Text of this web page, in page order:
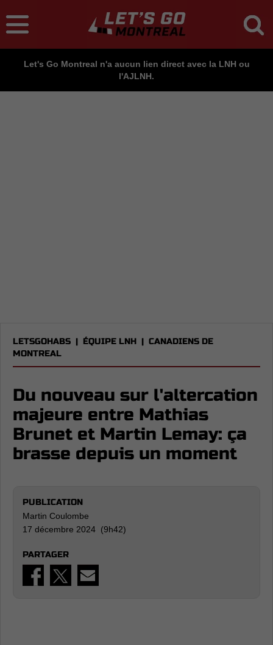
Let's Go Montreal n'a aucun lien direct avec la LNH ou
l'AJLNH.
LETSGOHABS | ÉQUIPE LNH | CANADIENS DE
MONTREAL
Du nouveau sur l'altercation
majeure entre Mathias
Brunet et Martin Lemay: ça
brasse depuis un moment
PUBLICATION
Martin Coulombe
17 décembre 2024 (9h42)
PARTAGER